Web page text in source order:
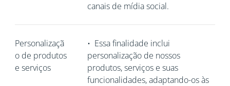
canais de mídia social.
Personalizaçã
o de produtos
e serviços
• Essa finalidade inclui
personalização de nossos
produtos, serviços e suas
funcionalidades, adaptando-os às